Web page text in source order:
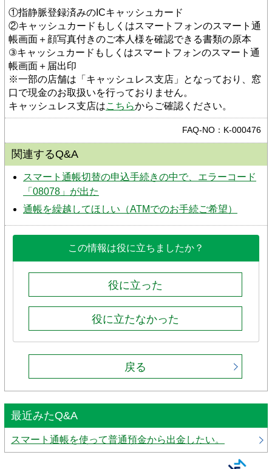
①指静脈登録済みのICキャッシュカード
②キャッシュカードもしくはスマートフォンのスマート通
帳画面＋顔写真付きのご本人様を確認できる書類の原本
③キャッシュカードもしくはスマートフォンのスマート通
帳画面＋届出印
※一部の店舗は「キャッシュレス支店」となっており、窓
口で現金のお取扱いを行っておりません。
キャッシュレス支店はこちらからご確認ください。
FAQ-NO：K-000476
関連するQ&A
スマート通帳切替の申込手続きの中で、エラーコード
「08078」が出た
通帳を繰越してほしい（ATMでのお手続ご希望）
この情報は役に立ちましたか？
役に立った
役に立たなかった
戻る
最近みたQ&A
スマート通帳を使って普通預金から出金したい。